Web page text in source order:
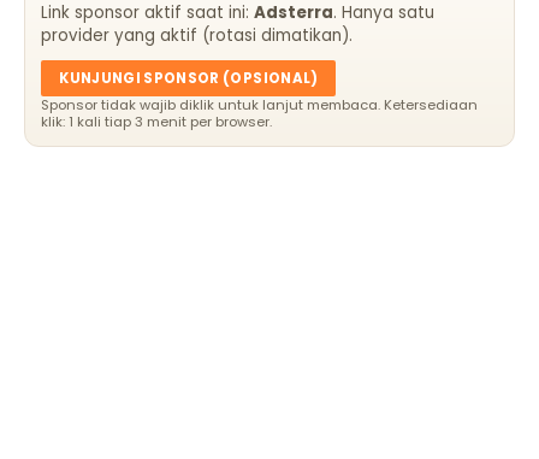
Link sponsor aktif saat ini:Adsterra. Hanya satu
provider yang aktif (rotasi dimatikan).
KUNJUNGI SPONSOR (OPSIONAL)
Sponsor tidak wajib diklik untuk lanjut membaca. Ketersediaan
klik: 1 kali tiap 3 menit per browser.